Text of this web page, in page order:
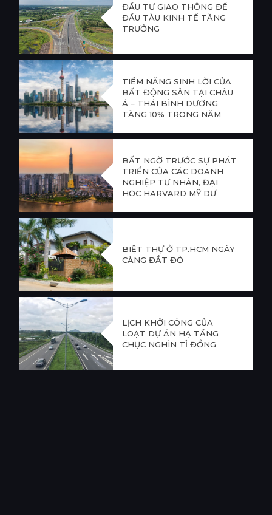
ĐẦU TƯ GIAO THÔNG ĐỂ
ĐẦU TÀU KINH TẾ TĂNG
TRƯỞNG
TIỀM NĂNG SINH LỜI CỦA
BẤT ĐỘNG SẢN TẠI CHÂU
Á – THÁI BÌNH DƯƠNG
TĂNG 10% TRONG NĂM
BẤT NGỜ TRƯỚC SỰ PHÁT
TRIỂN CỦA CÁC DOANH
NGHIỆP TƯ NHÂN, ĐẠI
HỌC HARVARD MỸ DỰ
THÀNH “CON HỔ CHÂU Á
BIỆT THỰ Ở TP.HCM NGÀY
CÀNG ĐẮT ĐỎ
LỊCH KHỞI CÔNG CỦA
LOẠT DỰ ÁN HẠ TẦNG
CHỤC NGHÌN TỈ ĐỒNG